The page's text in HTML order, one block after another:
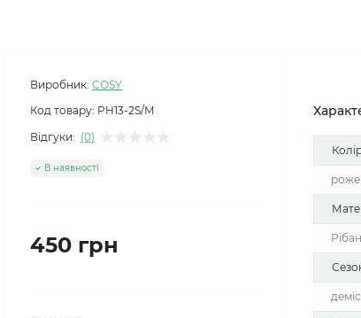
Виробник: COSY
Код товару: PH13-2S/M
Відгуки: (0)
В наявності
450 грн